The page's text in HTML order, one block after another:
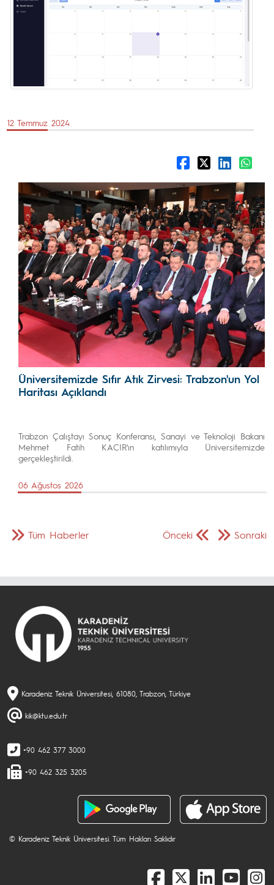
12 Temmuz 2024
Üniversitemizde Sıfır Atık Zirvesi: Trabzon'un Yol
Haritası Açıklandı
Trabzon Çalıştayı Sonuç Konferansı, Sanayi ve Teknoloji Bakanı
Mehmet Fatih KACIR'ın katılımıyla Üniversitemizde
gerçekleştirildi.
06 Ağustos 2026
Önceki Sonraki
Tüm Haberler
Karadeniz Teknik Üniversitesi, 61080, Trabzon, Türkiye
kik@ktu.edu.tr
+90 462 377 3000
+90 462 325 3205
© Karadeniz Teknik Üniversitesi. Tüm Hakları Saklıdır